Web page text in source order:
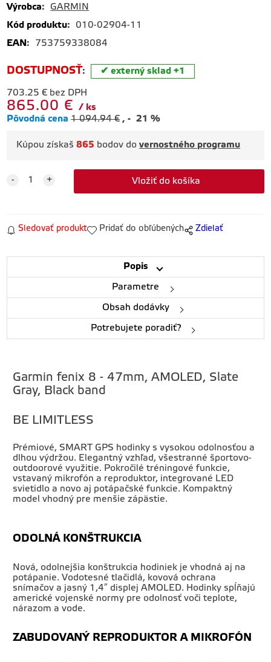
Orange/Graphite
band
Titanium,
Gray band
Výrobca: GARMIN
Kód produktu: 010-02904-11
EAN : 753759338084
DOSTUPNOSŤ: externý sklad +1
703.25 € bez DPH
865.00 €
ks
Pôvodná cena 1 094.94€ - 21 %
Kúpou získaš865 bodov dovernostného programu
Sledovať produkt Pridať do obľúbených Zdielať
Popis
Parametre
Obsah dodávky
Potrebujete poradiť?
Garmin fenix 8 - 47mm, AMOLED, Slate
Gray, Black band
BE LIMITLESS
Prémiové, SMART GPS hodinky s vysokou odolnosťou a
dlhou výdržou. Elegantný vzhľad, všestranné športovo-
outdoorové využitie. Pokročilé tréningové funkcie,
vstavaný mikrofón a reproduktor, integrované LED
svietidlo a novo aj potápačské funkcie. Kompaktný
model vhodný pre menšie zápästie.
ODOLNÁ KONŠTRUKCIA
Nová, odolnejšia konštrukcia hodiniek je vhodná aj na
potápanie. Vodotesné tlačidlá, kovová ochrana
snímačov a jasný 1,4″ displej AMOLED. Hodinky spĺňajú
americké vojenské normy pre odolnosť voči teplote,
nárazom a vode.
ZABUDOVANÝ REPRODUKTOR A MIKROFÓN